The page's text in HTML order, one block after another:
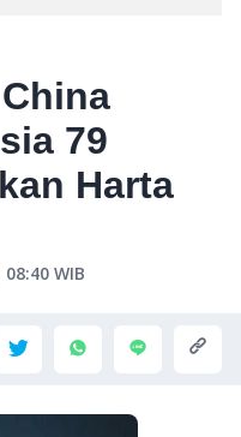
79
Harta
08:40 WIB